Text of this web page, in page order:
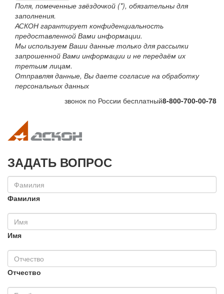
Поля, помеченные звёздочкой (*), обязательны для
заполнения.
АСКОН гарантирует конфиденциальность
предоставленной Вами информации.
Мы используем Ваши данные только для рассылки
запрошенной Вами информации и не передаём их
третьим лицам.
Отправляя данные, Вы даете согласие на обработку
персональных данных
звонок по России бесплатный8-800-700-00-78
ЗАДАТЬ ВОПРОС
Фамилия
Имя
Отчество